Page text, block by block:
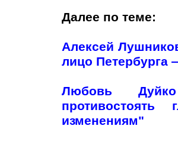
Далее по теме:
Алексей
лицо Петербурга
Любовь
противостоять
изменениям"